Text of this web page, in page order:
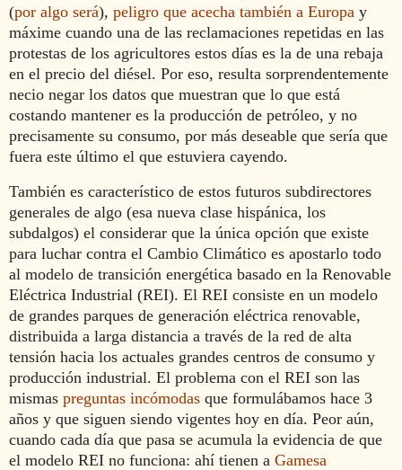
(por algo será), peligro que acecha también a Europa y
máxime cuando una de las reclamaciones repetidas en las
protestas de los agricultores estos días es la de una rebaja
en el precio del diésel. Por eso, resulta sorprendentemente
necio negar los datos que muestran que lo que está
costando mantener es la producción de petróleo, y no
precisamente su consumo, por más deseable que sería que
fuera este último el que estuviera cayendo.
También es característico de estos futuros subdirectores
generales de algo (esa nueva clase hispánica, los
subdalgos) el considerar que la única opción que existe
para luchar contra el Cambio Climático es apostarlo todo
al modelo de transición energética basado en la Renovable
Eléctrica Industrial (REI). El REI consiste en un modelo
de grandes parques de generación eléctrica renovable,
distribuida a larga distancia a través de la red de alta
tensión hacia los actuales grandes centros de consumo y
producción industrial. El problema con el REI son las
mismas preguntas incómodas que formulábamos hace 3
años y que siguen siendo vigentes hoy en día. Peor aún,
cuando cada día que pasa se acumula la evidencia de que
el modelo REI no funciona: ahí tienen a Gamesa